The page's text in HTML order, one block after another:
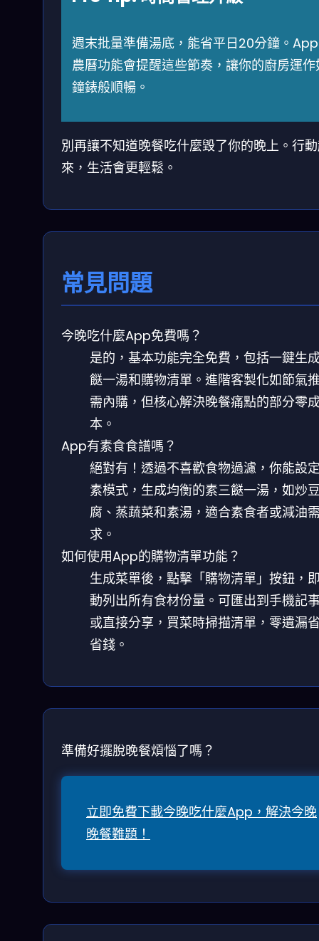
週末批量準備湯底，能省平日20分鐘。
農曆功能會提醒這些節奏，讓你的廚房運作
鐘錶般順暢。
別再讓不知道晚餐吃什麼毀了你的晚上。行
來，生活會更輕鬆。
常見問題
今晚吃什麼App免費嗎？
是的，基本功能完全免費，包括一鍵生
餸一湯和購物清單。進階客製化如節氣
需內購，但核心解決晚餐痛點的部分零
本。
App有素食食譜嗎？
絕對有！透過不喜歡食物過濾，你能設
素模式，生成均衡的素三餸一湯，如炒
腐、蒸蔬菜和素湯，適合素食者或減油
求。
如何使用App的購物清單功能？
生成菜單後，點擊「購物清單」按鈕，
動列出所有食材份量。可匯出到手機記
或直接分享，買菜時掃描清單，零遺漏
省錢。
準備好擺脫晚餐煩惱了嗎？
立即免費下載今晚吃什麼App，解決今晚
晚餐難題！